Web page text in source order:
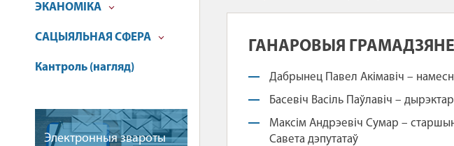
ЭКАНОМІКА
САЦЫЯЛЬНАЯ СФЕРА
Кантроль (нагляд)
Электронныя звароты
ГАНАРОВЫЯ ГРАМАДЗЯНЕ
Дабрынец Павел Акімавіч –
Басевіч Васіль Паўлавіч –
Максім Андрэевіч Сумар –
Савета дэпутатаў